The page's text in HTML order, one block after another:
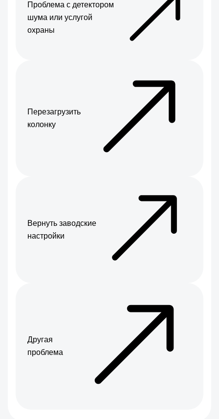
Проблема с детектором
шума или услугой
охраны
Перезагрузить
колонку
Вернуть заводские
настройки
Другая
проблема